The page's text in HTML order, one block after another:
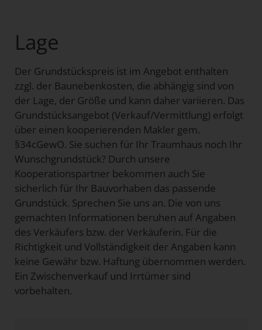
Lage
Der Grundstückspreis ist im Angebot enthalten
zzgl. der Baunebenkosten, die abhängig sind von
der Lage, der Größe und kann daher variieren. Das
Grundstücksangebot (Verkauf/Vermittlung) erfolgt
über einen kooperierenden Makler gem.
§34cGewO. Sie suchen für Ihr Traumhaus noch Ihr
Wunschgrundstück? Durch unsere
Kooperationspartner bekommen auch Sie
sicherlich für Ihr Bauvorhaben das passende
Grundstück. Sprechen Sie uns an. Die von uns
gemachten Informationen beruhen auf Angaben
des Verkäufers bzw. der Verkäuferin. Für die
Richtigkeit und Vollständigkeit der Angaben kann
keine Gewähr bzw. Haftung übernommen werden.
Ein Zwischenverkauf und Irrtümer sind
vorbehalten.